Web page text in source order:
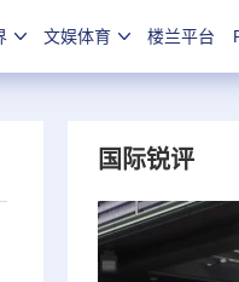
文娱体育 楼兰平台
国际锐评